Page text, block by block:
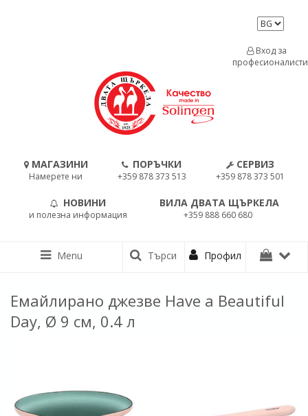
МАГАЗИНИ
Намерете ни
ПОРЪЧКИ
+359 878 373 513
СЕРВИЗ
+359 878 373 501
НОВИНИ
и полезна информация
ВИЛА ДВАТА ЩЪРКЕЛА
+359 888 660 680
Вход за
професионалисти
Menu Търси Профил
Емайлирано джезве Have a Beautiful
Day, Ø 9 см, 0.4 л